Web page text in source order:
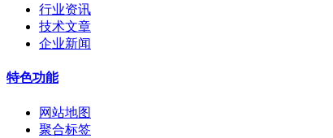
行业资讯
技术文章
企业新闻
特色功能
网站地图
聚合标签